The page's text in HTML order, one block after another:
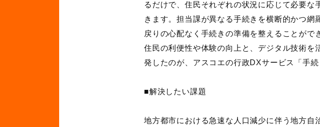
るだけで、住民それぞれの状況に応じて必要
きます。担当課が異なる手続きを横断的かつ
戻りの心配なく手続きの準備を整えることがで
住民の利便性や体験の向上と、デジタル技術を
発したのが、アスコエの行政DXサービス「手
■解決したい課題
地方都市における急速な人口減少に伴う地方自